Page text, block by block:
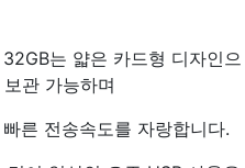
는 얇은 카드형 디자인으
관 가능하며
른 전송속도를 자랑합니다.